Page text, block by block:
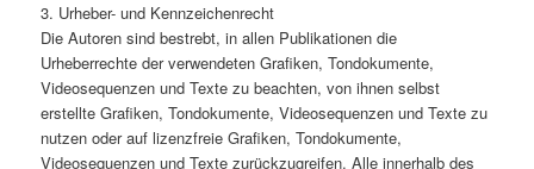
3. Urheber- und Kennzeichenrecht
Die Autoren sind bestrebt, in allen Publikationen die
Urheberrechte der verwendeten Grafiken, Tondokumente,
Videosequenzen und Texte zu beachten, von ihnen selbst
erstellte Grafiken, Tondokumente, Videosequenzen und Texte zu
nutzen oder auf lizenzfreie Grafiken, Tondokumente,
Videosequenzen und Texte zurückzugreifen. Alle innerhalb des